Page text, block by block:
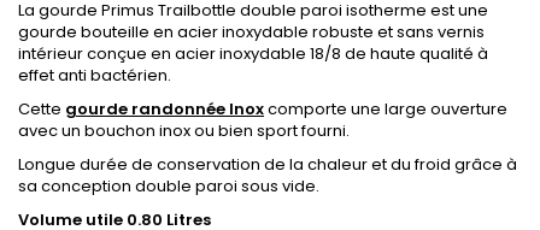
La gourde Primus Trailbottle double paroi isotherme est une
gourde bouteille en acier inoxydable robuste et sans vernis
intérieur conçue en acier inoxydable 18/8 de haute qualité à
effet anti bactérien.
Cette gourde randonnée Inoxcomporte une large ouverture
avec un bouchon inox ou bien sport fourni.
Longue durée de conservation de la chaleur et du froid grâce à
sa conception double paroi sous vide.
Volume utile 0.80 Litres